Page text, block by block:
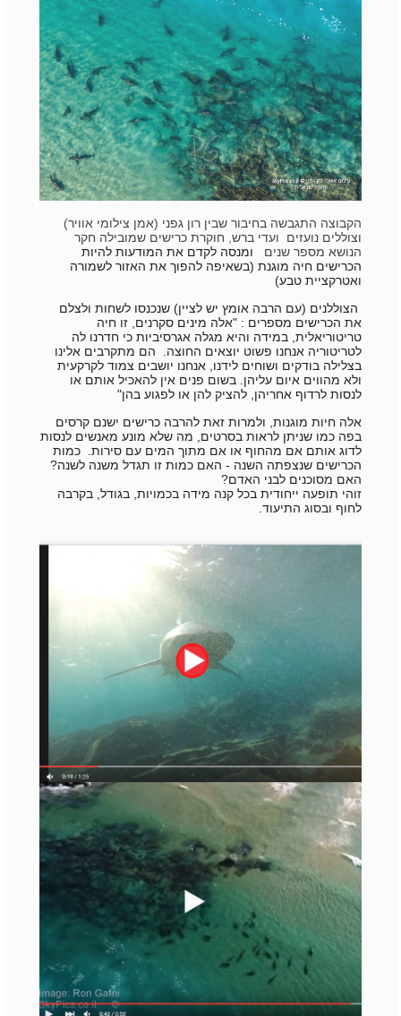
הקבוצה התגבשה בחיבור שבין רון גפני (אמן צילומי אוויר)
וצוללים נועזים ועדי ברש, חוקרת כרישים שמובילה חקר
הנושא מספר שנים
ומנסה לקדם את המודעות להיות
הכרישים חיה מוגנת (בשאיפה להפוך את האזור לשמורה
ואטרקציית טבע)
הצוללנים (עם הרבה אומץ יש לציין) שנכנסו לשחות ולצלם
את הכרישים מספרים :"אלה מינים סקרנים, זו חיה
טריטוריאלית, במידה והיא מגלה אגרסיביות כי חדרנו לה
לטריטוריה אנחנו פשוט יוצאים החוצה.
הם מתקרבים אלינו
בצלילה בודקים ושוחים לידנו, אנחנו יושבים צמוד לקרקעית
ולא מהווים איום עליהן.בשום פנים אין להאכיל אותם או
לנסות לרדוף אחריהן, להציק להן או לפגוע בהן"
אלה חיות מוגנות, ולמרות זאת להרבה כרישים ישנם קרסים
בפה כמו שניתן לראות בסרטים, מה שלא מונע מאנשים לנסות
לדוג אותם אם מהחוף או אם מתוך המים עם סירות. כמות
הכרישים שנצפתה השנה - האם כמות זו תגדל משנה לשנה?
האם מסוכנים לבני האדם?
זוהי תופעה ייחודית בכל קנה מידה בכמויות, בגודל, בקרבה
לחוף ובסוג התיעוד.